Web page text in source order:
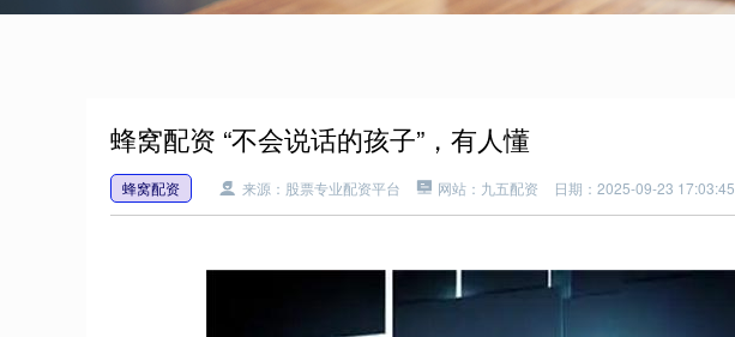
蜂窝配资 “不会说话的孩子”，有人懂
蜂窝配资 来源：股票专业配资平台 网站：九五配资 日期：2025-09-23 17:03:45